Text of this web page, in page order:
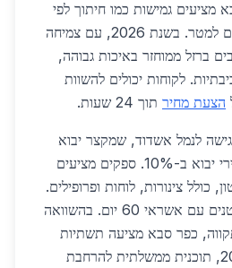
גמישות כמו חיתוך לפי
מידה במחיר 150 שקלים למטר. בשנת 2026, עם צמיחה
ברזל ממוחזר באיכות גבוהה,
סביבתיות. לקוחות יכולים להשוות
הצעת מחיר תוך 24 שעות.
גישה לנמל אשדוד, שמקצר יבוא
חומרי גלם, ומפחית מחירי יבוא ב-10%. ספקים מציעים
גדול של 5,000 טון, כולל צינורות, לוחות ופרופילים.
הם תומכים בעסקים קטנים עם אשראי 60 יום. בהשוואה
כפר סבא מציעה תשתיות
טובות יותר. בשנת 2026, תוכנית ממשלתית להרחבת